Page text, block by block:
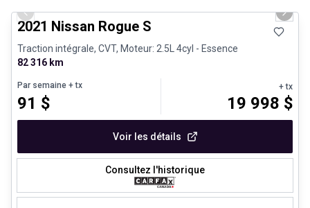
Previous slide Next
2021 Nissan Rogue S
Traction intégrale, CVT, Moteur: 2.5L 4cyl - Essence
82 316 km
Par semaine + tx
91 $
+ tx
19 998 $
Voir les détails
Consultez l'historique